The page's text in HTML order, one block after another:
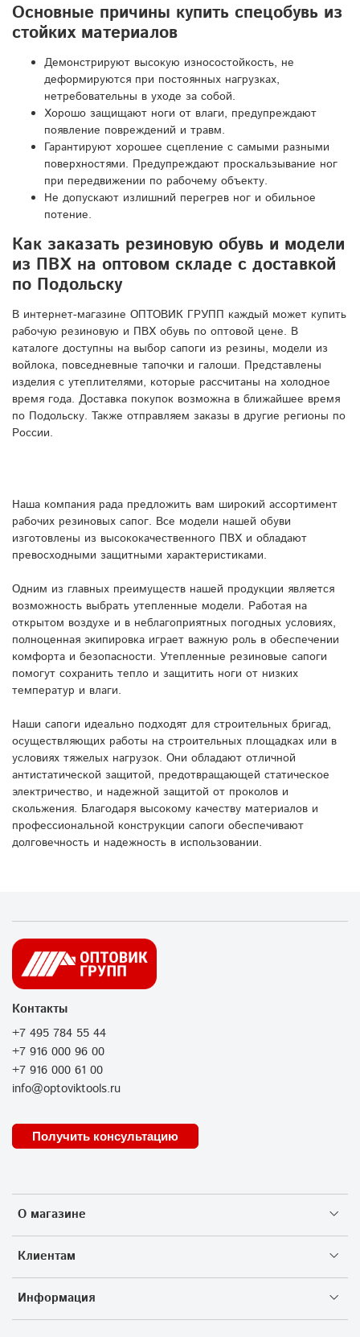
Основные причины купить спецобувь из
стойких материалов
Демонстрируют высокую износостойкость, не
деформируются при постоянных нагрузках,
нетребовательны в уходе за собой.
Хорошо защищают ноги от влаги, предупреждают
появление повреждений и травм.
Гарантируют хорошее сцепление с самыми разными
поверхностями. Предупреждают проскальзывание ног
при передвижении по рабочему объекту.
Не допускают излишний перегрев ног и обильное
потение.
Как заказать резиновую обувь и модели
из ПВХ на оптовом складе с доставкой
по Подольску
В интернет-магазине ОПТОВИК ГРУПП каждый может купить
рабочую резиновую и ПВХ обувь по оптовой цене. В
каталоге доступны на выбор сапоги из резины, модели из
войлока, повседневные тапочки и галоши. Представлены
изделия с утеплителями, которые рассчитаны на холодное
время года. Доставка покупок возможна в ближайшее время
по Подольску. Также отправляем заказы в другие регионы по
России.
Наша компания рада предложить вам широкий ассортимент
рабочих резиновых сапог. Все модели нашей обуви
изготовлены из высококачественного ПВХ и обладают
превосходными защитными характеристиками.
Одним из главных преимуществ нашей продукции является
возможность выбрать утепленные модели. Работая на
открытом воздухе и в неблагоприятных погодных условиях,
полноценная экипировка играет важную роль в обеспечении
комфорта и безопасности. Утепленные резиновые сапоги
помогут сохранить тепло и защитить ноги от низких
температур и влаги.
Наши сапоги идеально подходят для строительных бригад,
осуществляющих работы на строительных площадках или в
условиях тяжелых нагрузок. Они обладают отличной
антистатической защитой, предотвращающей статическое
электричество, и надежной защитой от проколов и
скольжения. Благодаря высокому качеству материалов и
профессиональной конструкции сапоги обеспечивают
долговечность и надежность в использовании.
О магазине
Клиентам
Информация
Контакты
+7 495 784 55 44
+7 916 000 96 00
+7 916 000 61 00
info@optoviktools.ru
Получить консультацию